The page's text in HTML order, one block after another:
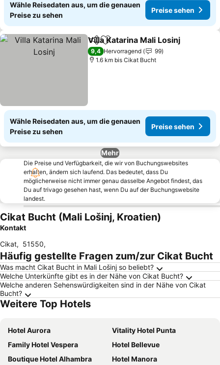
Wähle Reisedaten aus, um die genauen
Preise zu sehen
Preise sehen
TeilenZu Favoriten hinzufügen
Villa Katarina Mali Losinj
9,4 Hervorragend
99
1.6 km bis Cikat Bucht
Wähle Reisedaten aus, um die genauen
Preise zu sehen
Preise sehen
Mehr
Die Preise und Verfügbarkeit, die wir von Buchungswebsites
erhalten, ändern sich laufend. Das bedeutet, dass Du
möglicherweise nicht immer genau dasselbe Angebot findest, das
Du auf trivago gesehen hast, wenn Du auf der Buchungswebsite
landest.
Cikat Bucht (Mali Lošinj, Kroatien)
Kontakt
Cikat, 51550,
Häufig gestellte Fragen zum/zur Cikat Bucht
Was macht Cikat Bucht in Mali Lošinj so beliebt?
Welche Unterkünfte gibt es in der Nähe von Cikat Bucht?
Welche anderen Sehenswürdigkeiten sind in der Nähe von Cikat
Bucht?
Weitere Top Hotels
Hotel Aurora
Vitality Hotel Punta
Family Hotel Vespera
Hotel Bellevue
Boutique Hotel Alhambra
Hotel Manora